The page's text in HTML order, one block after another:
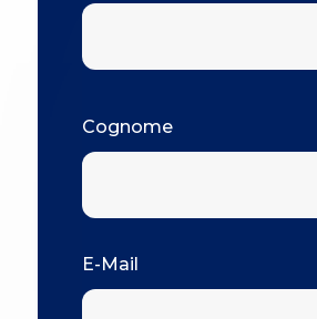
Cognome
E-Mail